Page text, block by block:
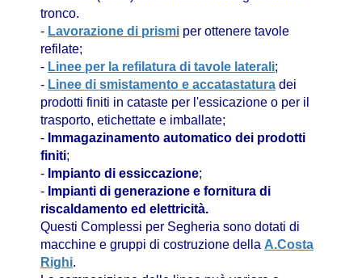
tronco.
- Lavorazione di prismi per ottenere tavole
refilate;
- Linee per la refilatura di tavole laterali;
- Linee di smistamento e accatastatura dei
prodotti finiti in cataste per l'essicazione o per il
trasporto, etichettate e imballate;
- Immagazinamento automatico dei prodotti
finiti;
- Impianto di essiccazione;
- Impianti di generazione e fornitura di
riscaldamento ed elettricità.
Questi Complessi per Segheria sono dotati di
macchine e gruppi di costruzione della A.Costa
Righi.